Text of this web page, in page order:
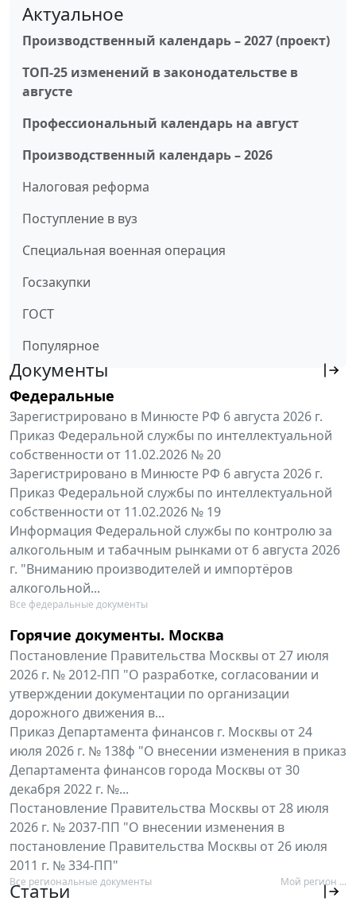
Актуальное
Производственный календарь – 2027 (проект)
ТОП-25 изменений в законодательстве в
августе
Профессиональный календарь на август
Производственный календарь – 2026
Налоговая реформа
Поступление в вуз
Специальная военная операция
Госзакупки
ГОСТ
Популярное
Документы
Федеральные
Зарегистрировано в Минюсте РФ 6 августа 2026 г.
Приказ Федеральной службы по интеллектуальной
собственности от 11.02.2026 № 20
Зарегистрировано в Минюсте РФ 6 августа 2026 г.
Приказ Федеральной службы по интеллектуальной
собственности от 11.02.2026 № 19
Информация Федеральной службы по контролю за
алкогольным и табачным рынками от 6 августа 2026
г. "Вниманию производителей и импортёров
алкогольной...
Все федеральные документы
Горячие документы. Москва
Постановление Правительства Москвы от 27 июля
2026 г. № 2012-ПП "О разработке, согласовании и
утверждении документации по организации
дорожного движения в...
Приказ Департамента финансов г. Москвы от 24
июля 2026 г. № 138ф "О внесении изменения в приказ
Департамента финансов города Москвы от 30
декабря 2022 г. №...
Постановление Правительства Москвы от 28 июля
2026 г. № 2037-ПП "О внесении изменения в
постановление Правительства Москвы от 26 июля
2011 г. № 334-ПП"
Все региональные документы Мой регион ...
Статьи